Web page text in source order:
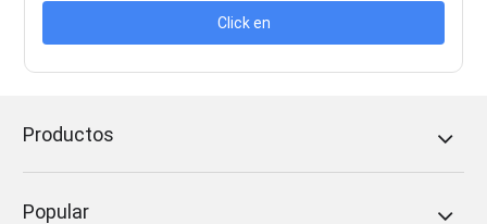
Click en
Productos
Popular